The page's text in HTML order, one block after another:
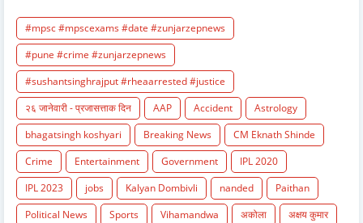
#mpsc #mpscexams #date #zunjarzepnews
#pune #crime #zunjarzepnews
#sushantsinghrajput #rheaarrested #justice
२६ जानेवारी - प्रजासत्ताक दिन
AAP Accident
Astrology
bhagatsingh koshyari
Breaking News
CM Eknath Shinde
Crime
Entertainment Government
IPL 2020
IPL 2023
jobs Kalyan Dombivli nanded
Paithan
Political News
Sports Vihamandwa अकोला
अक्षय कुमार